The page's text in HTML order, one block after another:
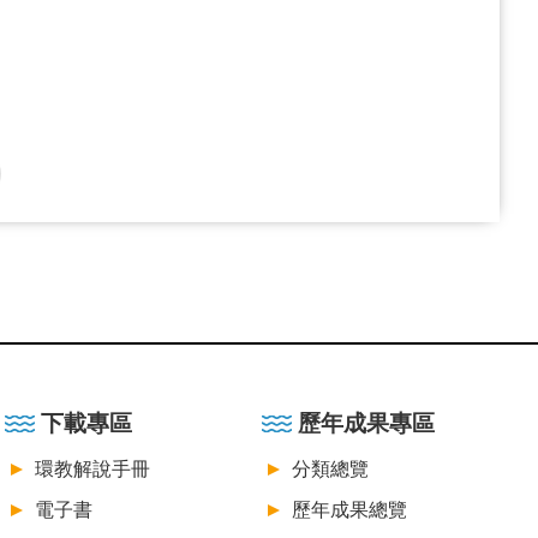
下載專區
環教解說手冊
電子書
歷年成果專區
分類總覽
歷年成果總覽